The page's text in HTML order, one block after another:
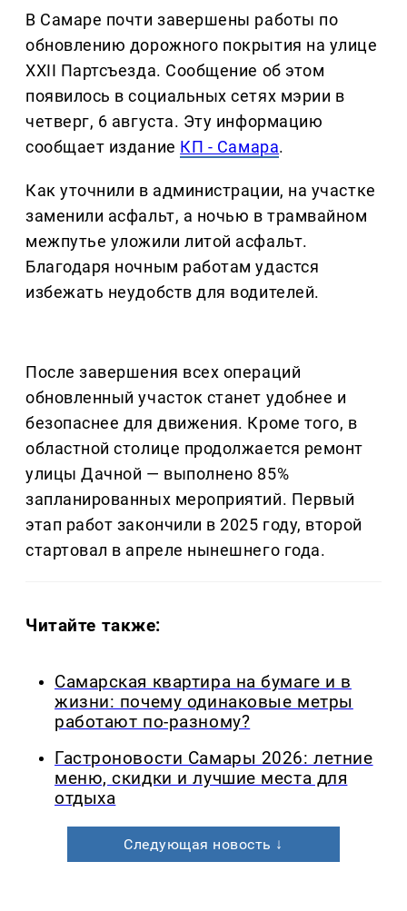
В Самаре почти завершены работы по
обновлению дорожного покрытия на улице
XXII Партсъезда. Сообщение об этом
появилось в социальных сетях мэрии в
четверг, 6 августа. Эту информацию
сообщает издание КП - Самара.
Как уточнили в администрации, на участке
заменили асфальт, а ночью в трамвайном
межпутье уложили литой асфальт.
Благодаря ночным работам удастся
избежать неудобств для водителей.
После завершения всех операций
обновленный участок станет удобнее и
безопаснее для движения. Кроме того, в
областной столице продолжается ремонт
улицы Дачной — выполнено 85%
запланированных мероприятий. Первый
этап работ закончили в 2025 году, второй
стартовал в апреле нынешнего года.
Читайте также:
Самарская квартира на бумаге и в
жизни: почему одинаковые метры
работают по-разному?
Гастроновости Самары 2026: летние
меню, скидки и лучшие места для
отдыха
Следующая новость ↓